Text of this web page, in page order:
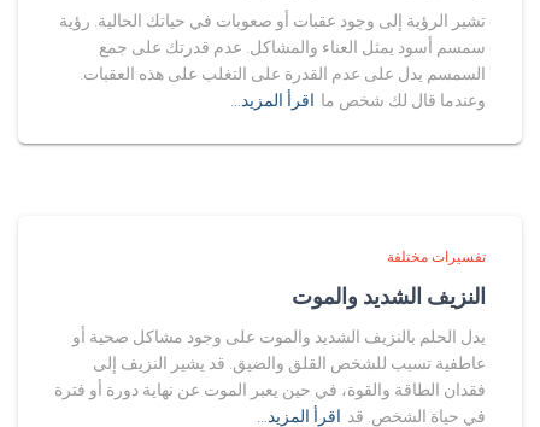
تشير الرؤية إلى وجود عقبات أو صعوبات في حياتك الحالية. رؤية
سمسم أسود يمثل العناء والمشاكل. عدم قدرتك على جمع
السمسم يدل على عدم القدرة على التغلب على هذه العقبات.
وعندما قال لك شخص ما اقرأ المزيد…
تفسيرات مختلفة
النزيف الشديد والموت
يدل الحلم بالنزيف الشديد والموت على وجود مشاكل صحية أو
عاطفية تسبب للشخص القلق والضيق. قد يشير النزيف إلى
فقدان الطاقة والقوة، في حين يعبر الموت عن نهاية دورة أو فترة
في حياة الشخص. قد اقرأ المزيد…